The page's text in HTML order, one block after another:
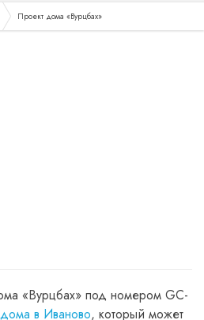
Проект дома «Вурцбах»
«Вурцбах» под номером GC-
дома в Иваново, который может